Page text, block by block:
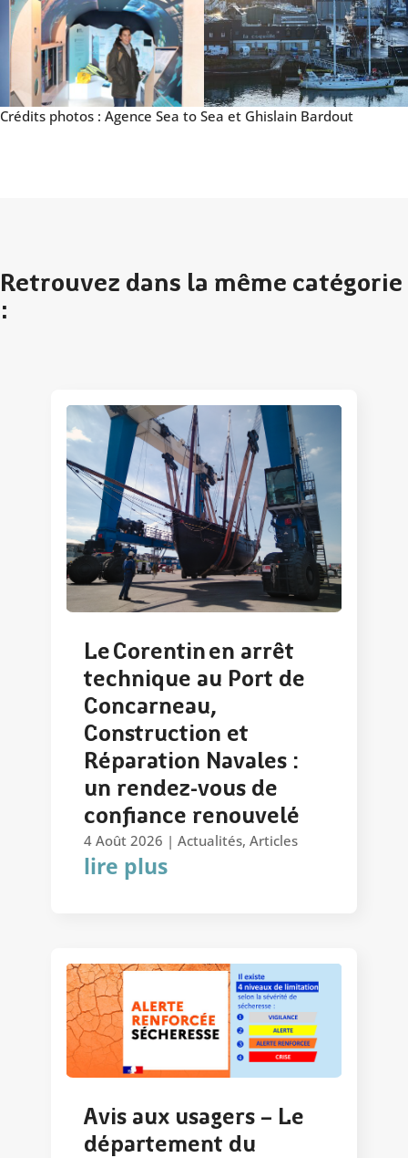
Crédits photos : Agence Sea to Sea et Ghislain Bardout
Retrouvez dans la même catégorie
:
Le Corentin en arrêt
technique au Port de
Concarneau,
Construction et
Réparation Navales :
un rendez-vous de
confiance renouvelé
4 Août 2026 | Actualités, Articles
lire plus
Avis aux usagers – Le
département du